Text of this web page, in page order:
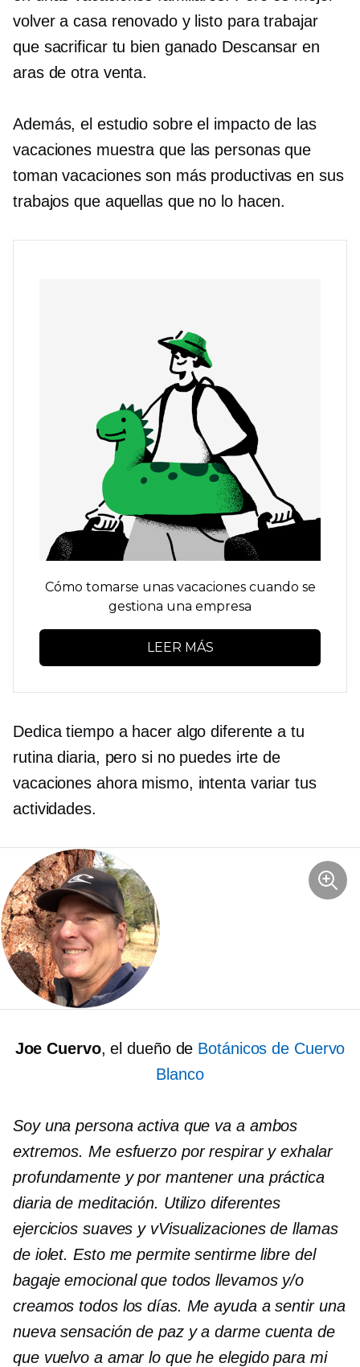
volver a casa renovado y listo para trabajar
que sacrificar tu bien ganado Descansar en
aras de otra venta.
Además, el estudio sobre el impacto de las
vacaciones muestra que las personas que
toman vacaciones son más productivas en sus
trabajos que aquellas que no lo hacen.
Cómo tomarse unas vacaciones cuando se
gestiona una empresa
LEER MÁS
Dedica tiempo a hacer algo diferente a tu
rutina diaria, pero si no puedes irte de
vacaciones ahora mismo, intenta variar tus
actividades.
Joe Cuervo, el dueño de Botánicos de Cuervo
Blanco
Soy una persona activa que va a ambos
extremos. Me esfuerzo por respirar y exhalar
profundamente y por mantener una práctica
diaria de meditación. Utilizo diferentes
ejercicios suaves y vVisualizaciones de llamas
de iolet. Esto me permite sentirme libre del
bagaje emocional que todos llevamos y/o
creamos todos los días. Me ayuda a sentir una
nueva sensación de paz y a darme cuenta de
que vuelvo a amar lo que he elegido para mi